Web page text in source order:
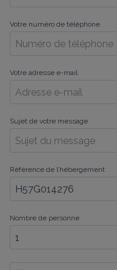
Votre numéro de téléphone
Votre adresse e-mail
Sujet de votre message
Référence de l’hébergement
Nombre de personne